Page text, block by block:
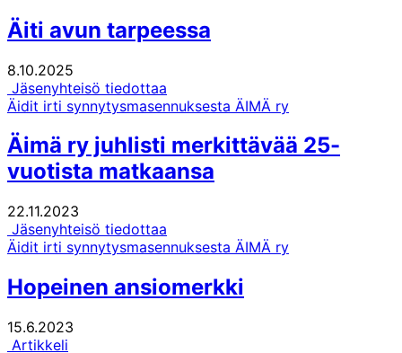
Äiti avun tarpeessa
8.10.2025
Jäsenyhteisö tiedottaa
Äidit irti synnytysmasennuksesta ÄIMÄ ry
Äimä ry juhlisti merkittävää 25-
vuotista matkaansa
22.11.2023
Jäsenyhteisö tiedottaa
Äidit irti synnytysmasennuksesta ÄIMÄ ry
Hopeinen ansiomerkki
15.6.2023
Artikkeli